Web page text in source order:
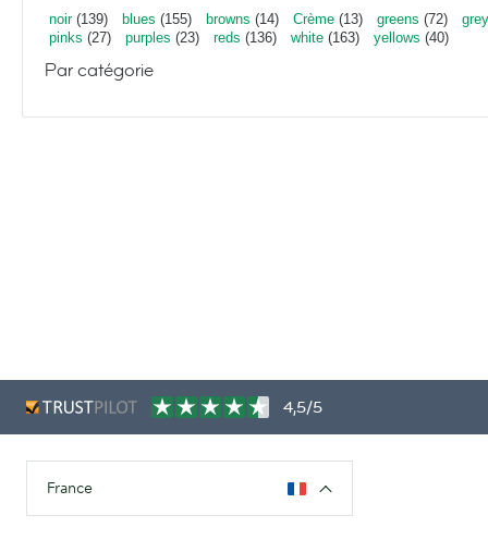
noir(139) blues (155) browns (14) Crème (13) greens (72)
pinks (27) purples (23) reds (136) white (163) yellows (40)
Par catégorie
4,5/5
France